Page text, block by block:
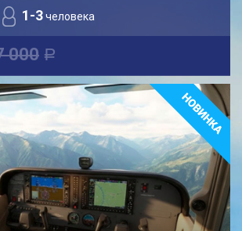
1-3человека
000 a